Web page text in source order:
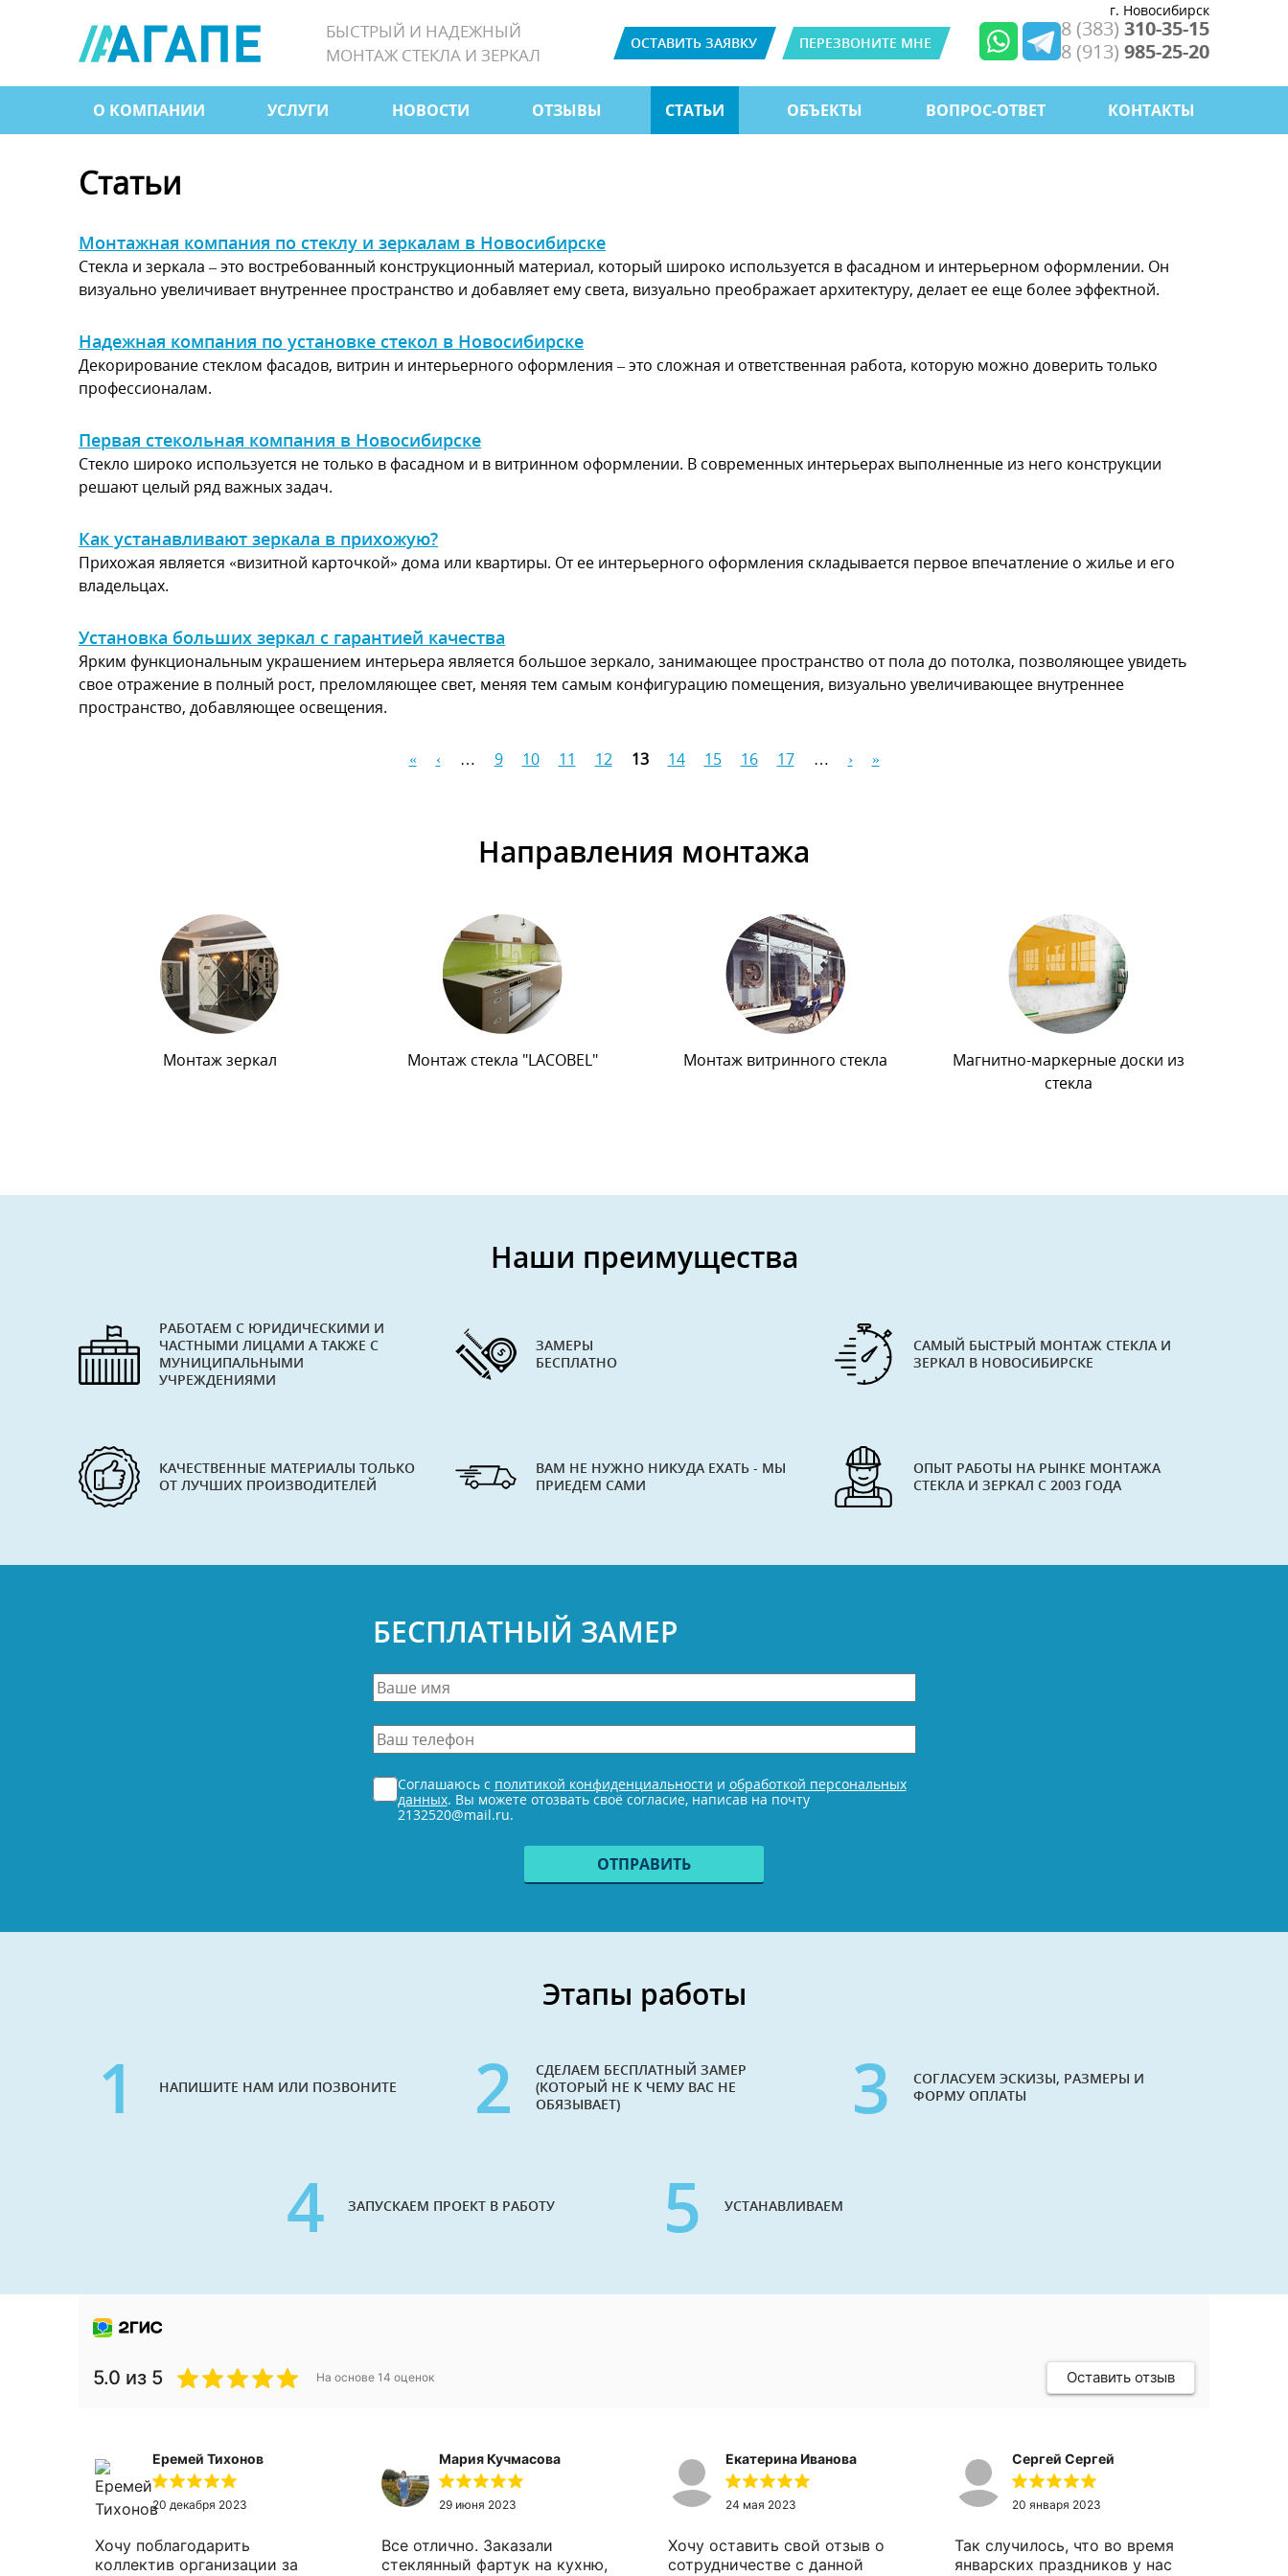
БЫСТРЫЙ И НАДЕЖНЫЙ
МОНТАЖ СТЕКЛА И ЗЕРКАЛ
ОСТАВИТЬ ЗАЯВКУ ПЕРЕЗВОНИТЕ МНЕ
г. Новосибирск
8 (383) 310-35-15
8 (913) 985-25-20
Главное
О КОМПАНИИ УСЛУГИ НОВОСТИ ОТЗЫВЫ СТАТЬИ ОБЪЕКТЫ ВОПРОС-ОТВЕТ КОНТАКТЫ
Статьи
Монтажная компания по стеклу и зеркалам в Новосибирске
Стекла и зеркала – это востребованный конструкционный материал, который широко используется в фасадном и интерьерном оформлении. Он
визуально увеличивает внутреннее пространство и добавляет ему света, визуально преображает архитектуру, делает ее еще более эффектной.
Надежная компания по установке стекол в Новосибирске
Декорирование стеклом фасадов, витрин и интерьерного оформления – это сложная и ответственная работа, которую можно доверить только
профессионалам.
Первая стекольная компания в Новосибирске
Стекло широко используется не только в фасадном и в витринном оформлении. В современных интерьерах выполненные из него конструкции
решают целый ряд важных задач.
Как устанавливают зеркала в прихожую?
Прихожая является «визитной карточкой» дома или квартиры. От ее интерьерного оформления складывается первое впечатление о жилье и его
владельцах.
Установка больших зеркал с гарантией качества
Ярким функциональным украшением интерьера является большое зеркало, занимающее пространство от пола до потолка, позволяющее увидеть
свое отражение в полный рост, преломляющее свет, меняя тем самым конфигурацию помещения, визуально увеличивающее внутреннее
пространство, добавляющее освещения.
« ‹ … 9 10 11 12 13 14 15 16 17 … › »
Направления монтажа
Монтаж зеркал Монтаж стекла "LACOBEL" Монтаж витринного стекла
Магнитно-маркерные доски из
стекла
Наши преимущества
РАБОТАЕМ С ЮРИДИЧЕСКИМИ И
ЧАСТНЫМИ ЛИЦАМИ А ТАКЖЕ С
МУНИЦИПАЛЬНЫМИ
УЧРЕЖДЕНИЯМИ
ЗАМЕРЫ
БЕСПЛАТНО
САМЫЙ БЫСТРЫЙ МОНТАЖ СТЕКЛА И
ЗЕРКАЛ В НОВОСИБИРСКЕ
КАЧЕСТВЕННЫЕ МАТЕРИАЛЫ ТОЛЬКО
ОТ ЛУЧШИХ ПРОИЗВОДИТЕЛЕЙ
ВАМ НЕ НУЖНО НИКУДА ЕХАТЬ - МЫ
ПРИЕДЕМ САМИ
ОПЫТ РАБОТЫ НА РЫНКЕ МОНТАЖА
СТЕКЛА И ЗЕРКАЛ С 2003 ГОДА
БЕСПЛАТНЫЙ ЗАМЕР
Ваше
имя
*Ваш
телефон
*
Согласие
*
Соглашаюсь с политикой конфиденциальности и обработкой персональных
данных. Вы можете отозвать своё согласие, написав на почту
2132520@mail.ru.
Этапы работы
1 НАПИШИТЕ НАМ ИЛИ ПОЗВОНИТЕ 2
СДЕЛАЕМ БЕСПЛАТНЫЙ ЗАМЕР
(КОТОРЫЙ НЕ К ЧЕМУ ВАС НЕ
ОБЯЗЫВАЕТ)
3
СОГЛАСУЕМ ЭСКИЗЫ, РАЗМЕРЫ И
ФОРМУ ОПЛАТЫ
4 ЗАПУСКАЕМ ПРОЕКТ В РАБОТУ 5 УСТАНАВЛИВАЕМ
5.0 из 5 На основе 14 оценок Оставить отзыв
Еремей Тихонов
20 декабря 2023
Хочу поблагодарить
коллектив организации за
Мария Кучмасова
29 июня 2023
Все отлично. Заказали
стеклянный фартук на кухню,
Екатерина Иванова
24 мая 2023
Хочу оставить свой отзыв о
сотрудничестве с данной
Сергей Сергей
20 января 2023
Так случилось, что во время
январских праздников у нас